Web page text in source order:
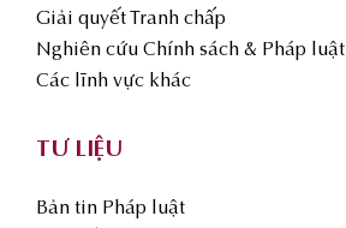
Giải quyết Tranh chấp
Nghiên cứu Chính sách & Pháp luật
Các lĩnh vực khác
TƯ LIỆU
Bản tin Pháp luật